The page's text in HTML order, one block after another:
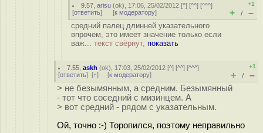
9.57 ,arisu (ok), 17:06, 25/02/2012 [^] [^^] [^^^]
[ответить] [к модератору]
+1
+ / –
средний палец длинней указательного
впрочем, это имеет значение только если
важ... текст свёрнут, показать
7.55 ,askh (ok), 17:03, 25/02/2012 [^] [^^] [^^^]
[ответить] [↑] [к модератору]
+1
+ / –
> не безымянным, а средним. Безымянный
- тот что соседний с мизинцем. А
> вот средний - рядом с указательным.
Ой, точно :-) Торопился, поэтому неправильно